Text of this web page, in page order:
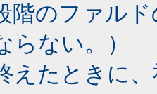
階のファル
らない。）
えたときに